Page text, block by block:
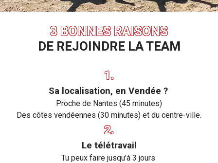
3 BONNES RAISONS
DE REJOINDRE LA TEAM
1.
Sa localisation, en Vendée ?
Proche de Nantes (45 minutes)
Des côtes vendéennes (30 minutes) et du centre-ville.
2.
Le télétravail
Tu peux faire jusqu'à 3 jours